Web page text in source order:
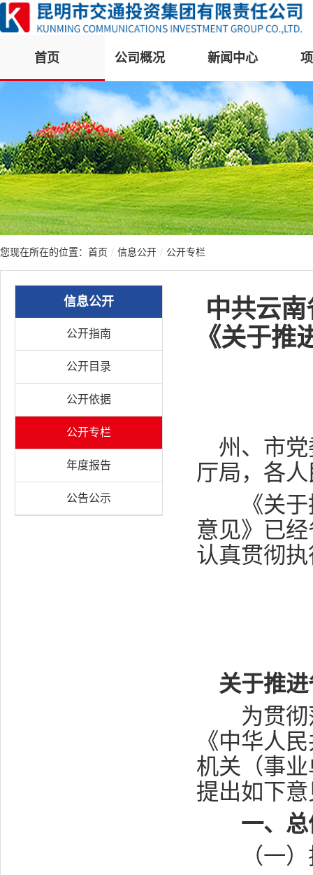
首页 公司概况 新闻中心
您现在所在的位置： 首页 / 信息公开 / 公开专栏
信息公开
公开指南
公开目录
公开依据
公开专栏
年度报告
公告公示
中共云
《关于
州、市
厅局，各
《关于
意见》已
认真贯彻
关于推
为贯彻
《中华人
机关（事
提出如下
一、
（一）